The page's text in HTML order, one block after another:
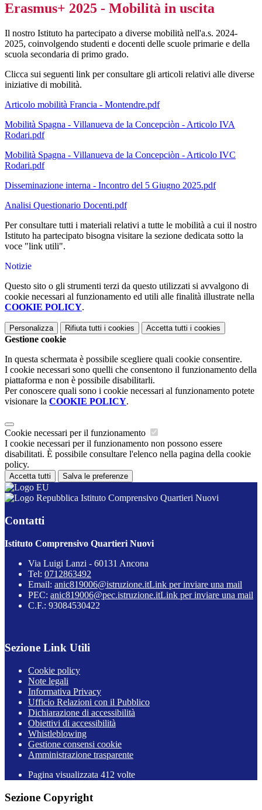
Erasmus+ 2025 - Mobilità in uscita
Il nostro Istituto ha partecipato a diverse mobilità nell'a.s. 2024-
2025, coinvolgendo studenti e docenti delle scuole primarie e della
scuola secondaria di primo grado.
Clicca sui seguenti link per consultare gli articoli relativi alle diverse
iniziative di mobilità.
Articolo mobilità Francia - Montendre.pdf
Mobilità Spagna - Villanueva de la Concepciòn - Articolo IVA
Rodari.pdf
Mobilità Spagna - Villanueva de la Concepciòn - Articolo IVC
Rodari.pdf
Disseminazione interna - Incontro del 5 Giugno 2025.pdf
Analisi Questionario Docenti.pdf
Per consultare tutti i materiali relativi a tutte le mobilità a cui il nostro
Istituto ha partecipato bisogna visitare la sezione dedicata sotto la
voce "link utili".
Notizie
Questo sito o gli strumenti terzi da questo utilizzati si avvalgono di
cookie necessari al funzionamento ed utili alle finalità illustrate nella
COOKIE POLICY.
Personalizza Rifiuta tutti i cookies Accetta tutti i cookies
Gestione cookie
In questa schermata è possibile scegliere quali cookie consentire.
I cookie necessari sono quelli che consentono il funzionamento della
piattaforma e non è possibile disabilitarli.
Per conoscere quali sono i cookie necessari al funzionamento potete
visionare la COOKIE POLICY.
Cookie necessari per il funzionamento
I cookie necessari per il funzionamento non possono essere
disabilitati. È possibile consultare l'elenco nella pagina della cookie
policy.
Accetta tutti Salva le preferenze
Istituto Comprensivo Quartieri Nuovi
Contatti
Istituto Comprensivo Quartieri Nuovi
Via Luigi Lanzi - 60131 Ancona
Tel: 0712863492
Email: anic819006@istruzione.itLink per inviare una mail
PEC: anic819006@pec.istruzione.itLink per inviare una mail
C.F.: 93084530422
Sezione Link Utili
Cookie policy
Note legali
Informativa Privacy
Ufficio Relazioni con il Pubblico
Dichiarazione di accessibilità
Obiettivi di accessibilità
Whistleblowing
Gestione consensi cookie
Amministrazione trasparente
Pagina visualizzata 412 volte
Sezione Copyright